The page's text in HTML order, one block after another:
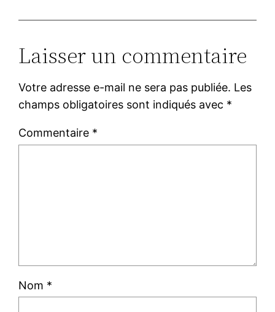
Laisser un commentaire
Votre adresse e-mail ne sera pas publiée. Les
champs obligatoires sont indiqués avec *
Commentaire *
Nom *